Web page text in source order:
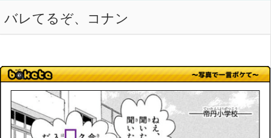
バレてるぞ、コナン